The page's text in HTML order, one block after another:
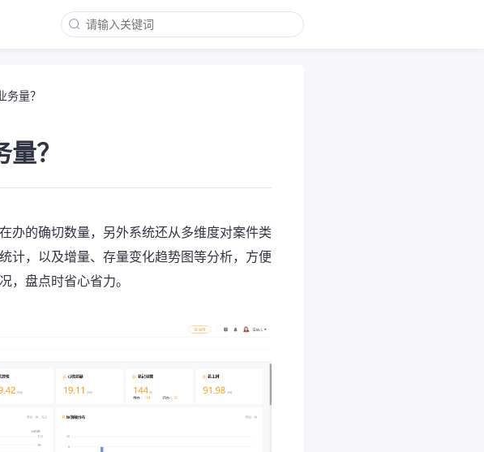
务量？
？
办的确切数量，另外系统还从多维度对案件类
计，以及增量、存量变化趋势图等分析，方便
，盘点时省心省力。